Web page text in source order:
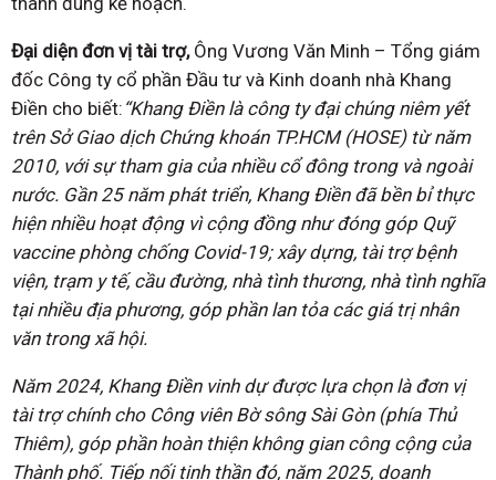
Đại diện đơn vị tài trợ, Ông Vương Văn Minh – Tổng giám
đốc Công ty cổ phần Đầu tư và Kinh doanh nhà Khang
Điền cho biết: “Khang Điền là công ty đại chúng niêm yết
trên Sở Giao dịch Chứng khoán TP.HCM (HOSE) từ năm
2010, với sự tham gia của nhiều cổ đông trong và ngoài
nước. Gần 25 năm phát triển, Khang Điền đã bền bỉ thực
hiện nhiều hoạt động vì cộng đồng như đóng góp Quỹ
vaccine phòng chống Covid-19; xây dựng, tài trợ bệnh
viện, trạm y tế, cầu đường, nhà tình thương, nhà tình nghĩa
tại nhiều địa phương, góp phần lan tỏa các giá trị nhân
văn trong xã hội.
Năm 2024, Khang Điền vinh dự được lựa chọn là đơn vị
tài trợ chính cho Công viên Bờ sông Sài Gòn (phía Thủ
Thiêm), góp phần hoàn thiện không gian công cộng của
Thành phố. Tiếp nối tinh thần đó, năm 2025, doanh